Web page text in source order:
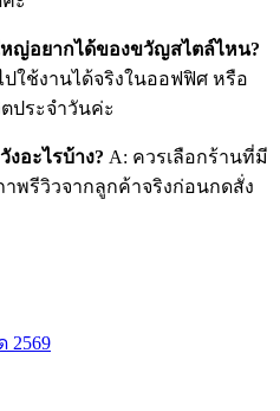
ญ่อยากได้ของขวัญสไตล์ไหน?
ใช้งานได้จริงในออฟฟิศ หรือ
ประจำวันค่ะ
งอะไรบ้าง? A: ควรเลือกร้านที่มี
พรีวิวจากลูกค้าจริงก่อนกดสั่ง
2569